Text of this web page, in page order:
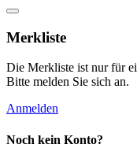
Merkliste
Die Merkliste ist nur für
Bitte melden Sie sich an.
Anmelden
Noch kein Konto?